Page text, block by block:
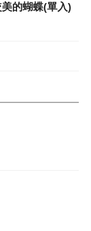
的蝴蝶(單入)